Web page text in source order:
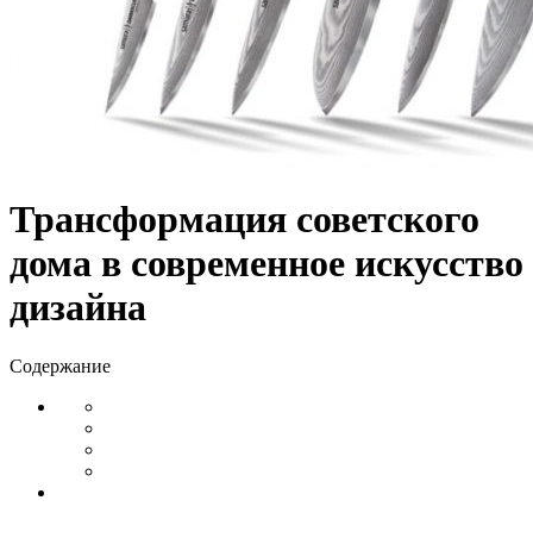
Трансформация советского
дома в современное искусство
дизайна
Содержание